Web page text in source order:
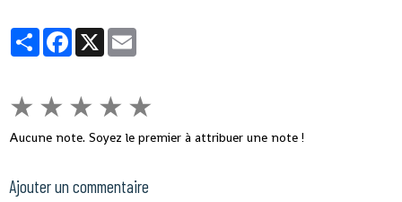
PartagerFacebook
X
★ ★ ★ ★ ★
Aucune note. Soyez le premier à attribuer une note !
Ajouter un commentaire